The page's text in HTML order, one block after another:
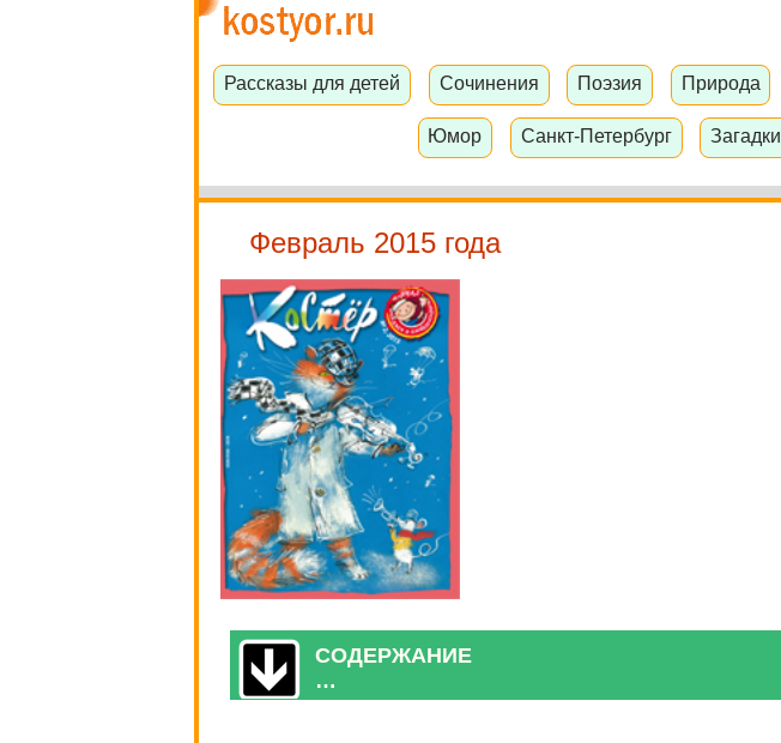
Рассказы для детей Сочинения Поэзия Природа
Юмор Санкт-Петербург Загадки
Февраль 2015 года
СОДЕРЖАНИЕ
…